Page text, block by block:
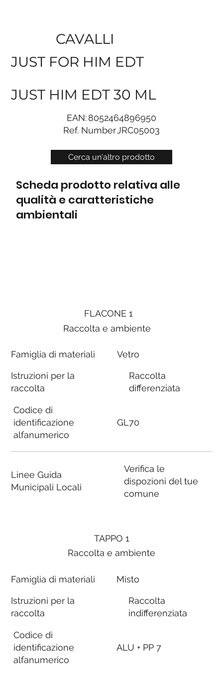
Cerca un'altro prodotto
CAVALLI
JUST FOR HIM EDT
JUST HIM EDT 30 ML
EAN:8052464896950
Ref. NumberJRC05003
Scheda prodotto relativa alle
qualità e caratteristiche
ambientali
FLACONE 1
Raccolta e ambiente
Famiglia di materiali
Istruzioni per la
raccolta
Codice di
identificazione
alfanumerico
Linee Guida
Municipali Locali
Vetro
Raccolta
differenziata
GL70
Verifica le
dispozioni del tue
comune
TAPPO 1
Raccolta e ambiente
Famiglia di materiali
Istruzioni per la
raccolta
Codice di
identificazione
alfanumerico
Misto
Raccolta
indifferenziata
ALU + PP 7